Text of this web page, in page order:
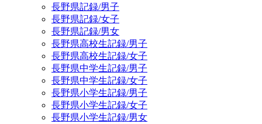
長野県記録/男子
長野県記録/女子
長野県記録/男女
長野県高校生記録/男子
長野県高校生記録/女子
長野県中学生記録/男子
長野県中学生記録/女子
長野県小学生記録/男子
長野県小学生記録/女子
長野県小学生記録/男女